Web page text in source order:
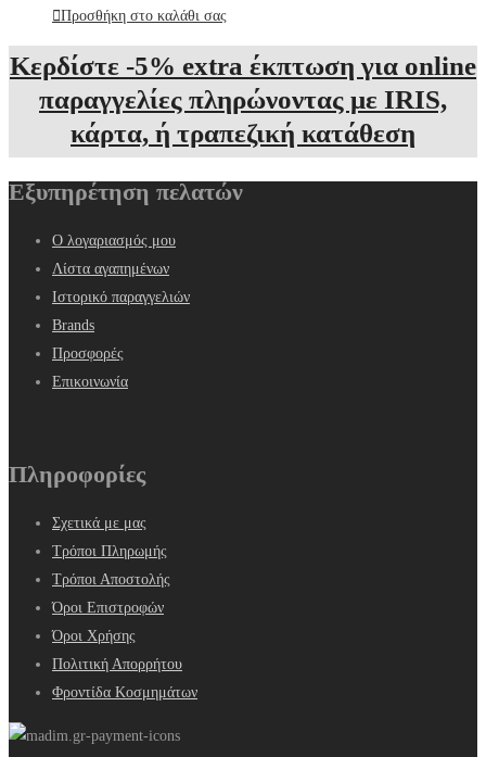
Προσθήκη στο καλάθι σας
Κερδίστε -5% extra έκπτωση για online
παραγγελίες πληρώνοντας με IRIS,
κάρτα, ή τραπεζική κατάθεση
Εξυπηρέτηση πελατών
Ο λογαριασμός μου
Λίστα αγαπημένων
Ιστορικό παραγγελιών
Brands
Προσφορές
Επικοινωνία
Πληροφορίες
Σχετικά με μας
Τρόποι Πληρωμής
Τρόποι Αποστολής
Όροι Επιστροφών
Όροι Χρήσης
Πολιτική Απορρήτου
Φροντίδα Κοσμημάτων